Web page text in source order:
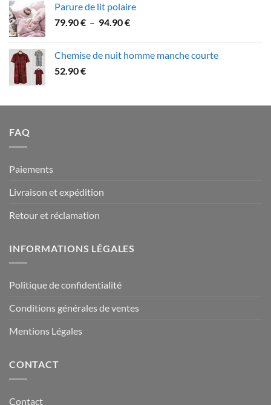
58.90 €
Parure de lit polaire
79.90€ – 94.90€Plage
79.90 €
Chemise de nuit homme manche courte
52.90€
FAQ
Paiements
Livraison et expédition
Retour et réclamation
INFORMATIONS LÉGALES
Politique de confidentialité
Conditions générales de ventes
Mentions Légales
CONTACT
Contact